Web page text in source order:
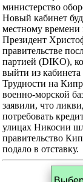
министерство
Новый кабинет
местному времени
Президент
правительстве
партией (DIKO),
выйти из
Трудности на
военно-морской
заявили, что
потребовать
улицах Никосии
правительство
подало в отставку.